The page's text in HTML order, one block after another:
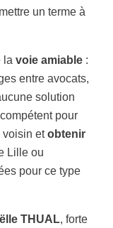
un terme à
la voie amiable :
entre avocats,
solution
pour
voisin etobtenir
Lille ou
pour ce type
THUAL, forte